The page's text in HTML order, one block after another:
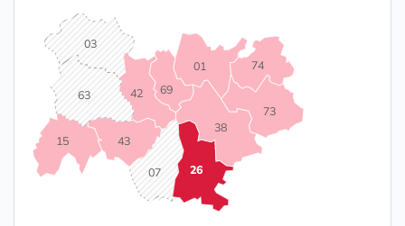
01
03
07
15
26
38
42
43
63
69
73
74